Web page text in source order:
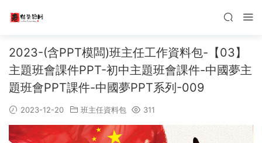
2023-(含PPT模闆)班主任工作資料包-【03】
主題班會課件PPT-初中主題班會課件-中國夢主
題班會PPT課件-中國夢PPT系列-009
2023-12-20 班主任資料包 311